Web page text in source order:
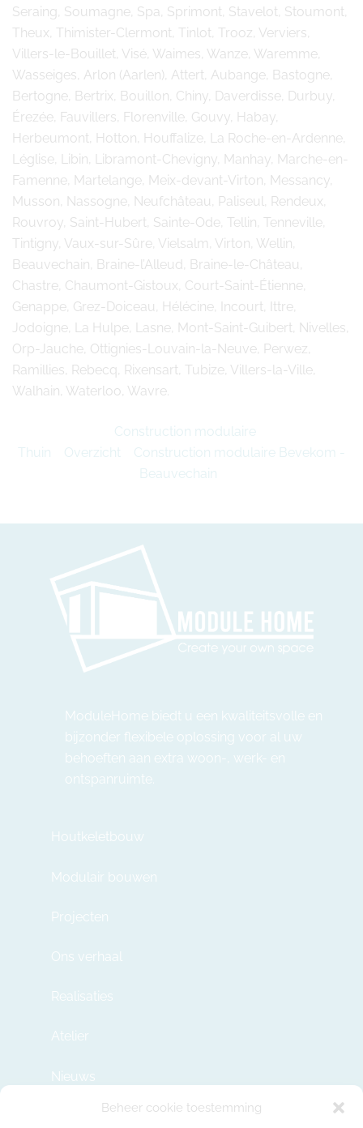
Beheer cookie toestemming
Seraing, Soumagne, Spa, Sprimont, Stavelot, Stoumont,
Theux, Thimister-Clermont, Tinlot, Trooz, Verviers,
Villers-le-Bouillet, Visé, Waimes, Wanze, Waremme,
Wasseiges, Arlon (Aarlen), Attert, Aubange, Bastogne,
Bertogne, Bertrix, Bouillon, Chiny, Daverdisse, Durbuy,
Érezée, Fauvillers, Florenville, Gouvy, Habay,
Herbeumont, Hotton, Houffalize, La Roche-en-Ardenne,
Léglise, Libin, Libramont-Chevigny, Manhay, Marche-en-
Famenne, Martelange, Meix-devant-Virton, Messancy,
Musson, Nassogne, Neufchâteau, Paliseul, Rendeux,
Rouvroy, Saint-Hubert, Sainte-Ode, Tellin, Tenneville,
Tintigny, Vaux-sur-Sûre, Vielsalm, Virton, Wellin,
Beauvechain, Braine-l’Alleud, Braine-le-Château,
Chastre, Chaumont-Gistoux, Court-Saint-Étienne,
Genappe, Grez-Doiceau, Hélécine, Incourt, Ittre,
Jodoigne, La Hulpe, Lasne, Mont-Saint-Guibert, Nivelles,
Orp-Jauche, Ottignies-Louvain-la-Neuve, Perwez,
Ramillies, Rebecq, Rixensart, Tubize, Villers-la-Ville,
Walhain, Waterloo, Wavre.
Construction modulaire
Thuin
Overzicht
Construction modulaire Bevekom -
Beauvechain
ModuleHome biedt u een kwaliteitsvolle en
bijzonder flexibele oplossing voor al uw
behoeften aan extra woon-, werk- en
ontspanruimte.
Houtkeletbouw
Modulair bouwen
Projecten
Ons verhaal
Realisaties
Atelier
Nieuws